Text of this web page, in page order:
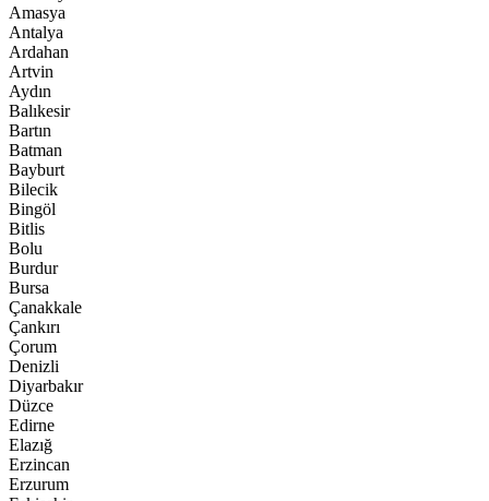
Amasya
Antalya
Ardahan
Artvin
Aydın
Balıkesir
Bartın
Batman
Bayburt
Bilecik
Bingöl
Bitlis
Bolu
Burdur
Bursa
Çanakkale
Çankırı
Çorum
Denizli
Diyarbakır
Düzce
Edirne
Elazığ
Erzincan
Erzurum